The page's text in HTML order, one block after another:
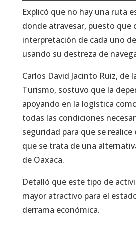
Explicó que no hay una ruta
donde atravesar, puesto que
interpretación de cada uno
usando su destreza de
Carlos David Jacinto Ruiz, de
Turismo, sostuvo que la
apoyando en la logística
todas las condiciones
seguridad para que se realice
que se trata de una
de Oaxaca.
Detalló que este tipo de
mayor atractivo para el
derrama económica.